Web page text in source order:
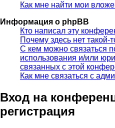
Как мне найти мои
Информация о phpBB
Кто написал эту
Почему здесь нет такой-
С кем можно связаться
использования и/или
связанных с этой
Как мне связаться с
Вход на
регистрация